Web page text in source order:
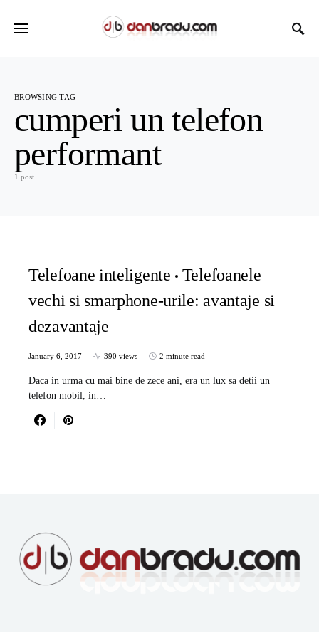
BROWSING TAG
cumperi un telefon
performant
1 post
Telefoane inteligente
Telefoanele
vechi si smarphone-urile: avantaje si
dezavantaje
January 6, 2017 390 views 2 minute read
Daca in urma cu mai bine de zece ani, era un lux sa detii un
telefon mobil, in…